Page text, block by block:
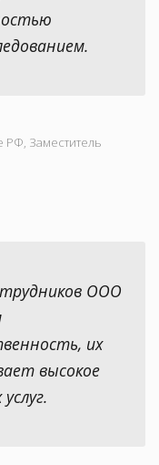
РФ, Заместитель
ООО
их
высокое